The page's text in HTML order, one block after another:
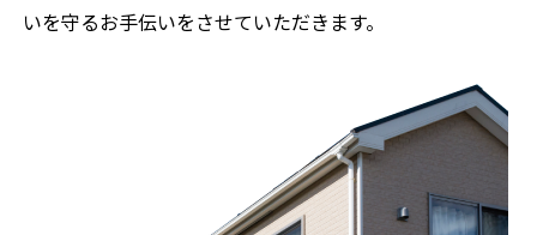
いを守るお手伝いをさせていただきます。